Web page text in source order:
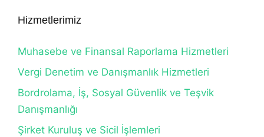
Hizmetlerimiz
Muhasebe ve Finansal Raporlama Hizmetleri
Vergi Denetim ve Danışmanlık Hizmetleri
Bordrolama, İş, Sosyal Güvenlik ve Teşvik
Danışmanlığı
Şirket Kuruluş ve Sicil İşlemleri